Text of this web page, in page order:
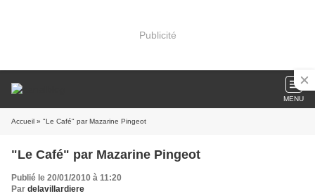
Publicité
MENU
Accueil » "Le Café" par Mazarine Pingeot
"Le Café" par Mazarine Pingeot
Publié le 20/01/2010 à 11:20
Par delavillardiere